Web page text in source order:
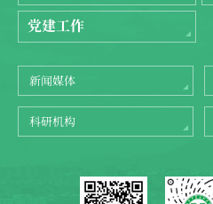
党建工作
新闻媒体
科研机构